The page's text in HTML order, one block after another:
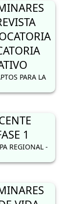
PARA LA
1
REGIONAL -